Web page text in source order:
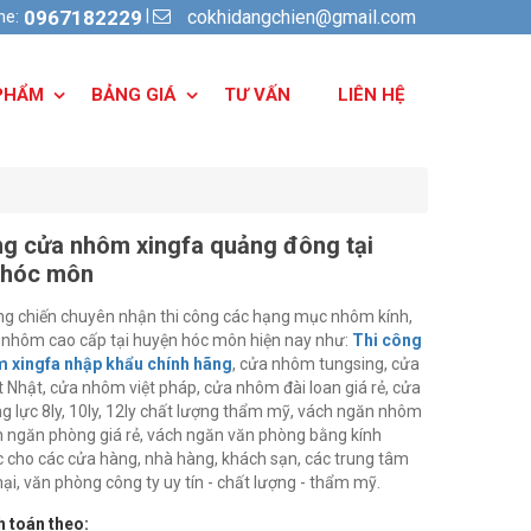
0967182229 cokhidangchien@gmail.com
BẢNG GIÁ TƯ VẤN LIÊN HỆ
cửa nhôm xingfa quảng đông tại
môn
chiến chuyên nhận thi công các hạng mục nhôm kính,
cao cấp tại huyện hóc môn hiện nay như: Thi công
xingfa nhập khẩu chính hãng, cửa nhôm tungsing, cửa
Nhật, cửa nhôm việt pháp, cửa nhôm đài loan giá rẻ, cửa
lực 8ly, 10ly, 12ly chất lượng thẩm mỹ, vách ngăn nhôm
ngăn phòng giá rẻ, vách ngăn văn phòng bằng kính
cho các cửa hàng, nhà hàng, khách sạn, các trung tâm
văn phòng công ty uy tín - chất lượng - thẩm mỹ.
toán theo: